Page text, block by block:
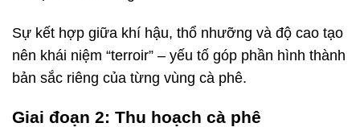
Sự kết hợp giữa khí hậu, thổ nhưỡng và độ cao tạo
nên khái niệm “terroir” – yếu tố góp phần hình thành
bản sắc riêng của từng vùng cà phê.
Giai đoạn 2: Thu hoạch cà phê